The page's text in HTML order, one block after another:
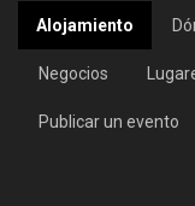
Alojamiento
Negocios
Publicar un evento